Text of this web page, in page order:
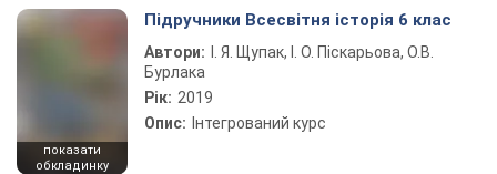
показати
обкладинку
Підручники Всесвітня історія 6 клас
Автори:
І. Я. Щупак, І. О. Піскарьова, О.В.
Бурлака
Рік: 2019
Опис: Інтегрований курс